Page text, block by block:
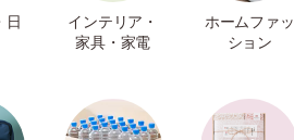
日
インテリア・
家具・家電
ホームファッ
ション